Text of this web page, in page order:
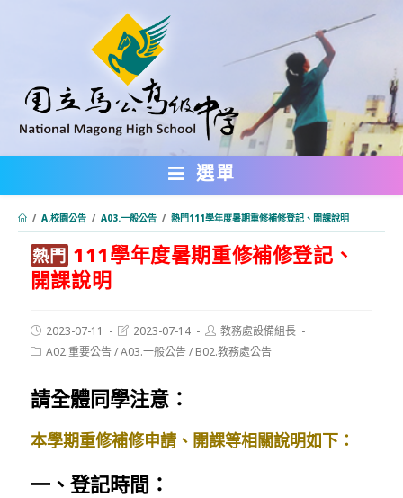
內
選單
/ A.校園公告 / A03.一般公告 / 熱門111學年度暑期重修補修登記、開課說明
熱門 111學年度暑期重修補修登記、
開課說明
Post
published:
2023-07-11
Post
modified:
2023-07-14
Post
author:
教務處設備組長
PostA02.重要公告/A03.一般公告/ B02.教務處公告
請全體同學注意：
本學期重修補修申請、開課等相關說明如下：
一、登記時間：